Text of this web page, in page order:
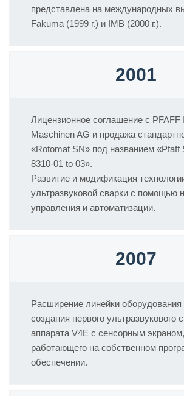
представлена на международных
Fakuma (1999 г.) и IMB (2000 г.).
2001
Лицензионное соглашение с PFAFF
Maschinen AG и продажа
«Rotomat SN» под названием «Pfaff
8310-01 to 03».
Развитие и модификация
ультразвуковой сварки с помощью
управления и автоматизации.
2007
Расширение линейки оборудования
создания первого ультразвукового
аппарата V4E с сенсорным экраном,
работающего на собственном
обеспечении.